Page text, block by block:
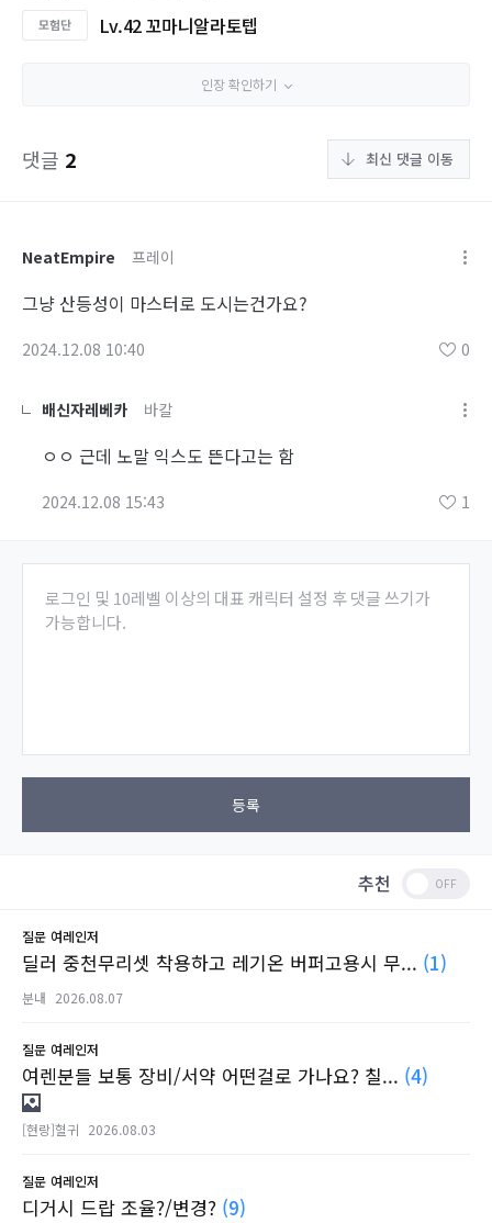
Lv.42 꼬마니알라토텝
인장 확인하기
댓글 2 최신 댓글 이동
NeatEmpire 프레이
그냥 산등성이 마스터로 도시는건가요?
2024.12.08 10:40 0
배신자레베카 바칼
ㅇㅇ 근데 노말 익스도 뜬다고는 함
2024.12.08 15:43 1
로그인 및 10레벨 이상의 대표 캐릭터 설정 후 댓글 쓰기가
가능합니다.
등록
추천
질문 여레인저
딜러 중천무리셋 착용하고 레기온 버퍼고용시 무... (1)
분내 2026.08.07
질문 여레인저
여렌분들 보통 장비/서약 어떤걸로 가나요? 칠... (4)
[현랑]혈귀 2026.08.03
질문 여레인저
디거시 드랍 조율?/변경? (9)